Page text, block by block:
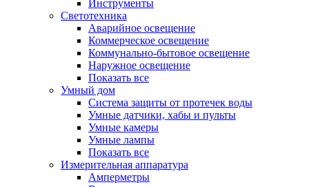
Инструменты
Светотехника
Аварийное освещение
Коммерческое освещение
Коммунально-бытовое освещение
Наружное освещение
Показать все
Умный дом
Система защиты от протечек воды
Умные датчики, хабы и пульты
Умные камеры
Умные лампы
Показать все
Измерительная аппаратура
Амперметры